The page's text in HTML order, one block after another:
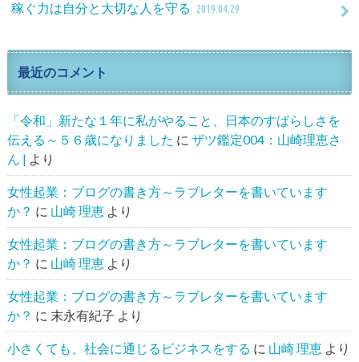
稼ぐ力は自分と大切な人を守る 2019.04.29
最近のコメント
「令和」新たな１年に私がやること、日本のすばらしさを
伝える～５６歳になりました に ザツ鑑定004：山崎理恵さ
ん | より
女性起業：ブログの書き方～ラブレターを書いています
か？ に 山崎 理恵より
女性起業：ブログの書き方～ラブレターを書いています
か？ に 山崎 理恵より
女性起業：ブログの書き方～ラブレターを書いています
か？ に 末永有紀子 より
小さくても、社会に通じるビジネスをする に 山崎 理恵より